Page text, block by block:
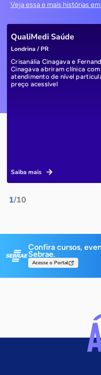
Veja essa e mais histórias
1/10
QualiMedi Saúde
Londrina / PR
Crisanália Cinagava e
Cinagava abriram clínica com
atendimento de nível
preço acessível
Saiba mais
Confira cursos,
Sebrae.
Acesse o Portal